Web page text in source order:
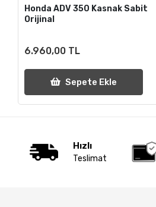
Honda ADV 350 Kasnak Sabit
Orijinal
6.960,00 TL
Sepete Ekle
Hızlı
Teslimat